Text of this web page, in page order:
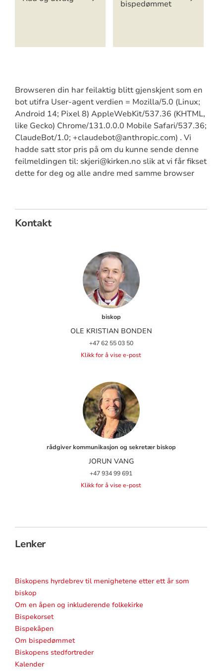
bispedømmet
Browseren din har feilaktig blitt gjenskjent som en
bot utifra User-agent verdien = Mozilla/5.0 (Linux;
Android 14; Pixel 8) AppleWebKit/537.36 (KHTML,
like Gecko) Chrome/131.0.0.0 Mobile Safari/537.36;
ClaudeBot/1.0; +claudebot@anthropic.com) . Vi
hadde satt stor pris på om du kunne sende denne
feilmeldingen til: skjeri@kirken.no slik at vi får fikset
dette for deg og alle andre med samme browser
Kontakt
biskop
OLE KRISTIAN BONDEN
+47 62 55 03 50
Klikk for å vise e-post
rådgiver kommunikasjon og sekretær biskop
JORUN VANG
+47 934 99 691
Klikk for å vise e-post
Lenker
Biskopens hyrdebrev til menighetene etter ett år som
biskop
Om en åpen og inkluderende folkekirke
Bispekorset
Bispekåpen
Om bispedømmet
Biskopens stedfortreder
Kalender